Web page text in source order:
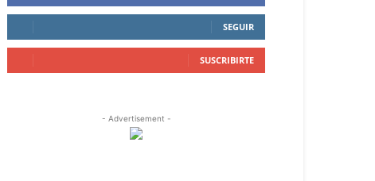
SEGUIR
SUSCRIBIRTE
- Advertisement -